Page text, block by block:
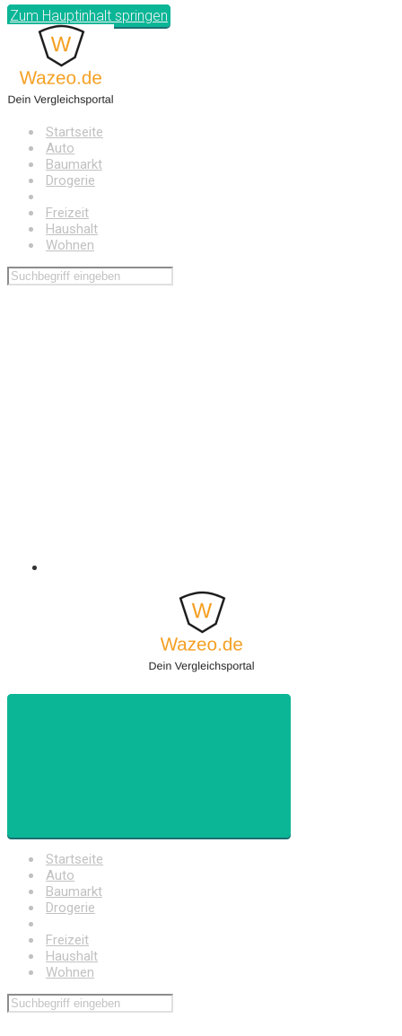
Zum Hauptinhalt springen
Startseite
Auto
Baumarkt
Drogerie
Freizeit
Haushalt
Wohnen
Startseite
Auto
Baumarkt
Drogerie
Freizeit
Haushalt
Wohnen